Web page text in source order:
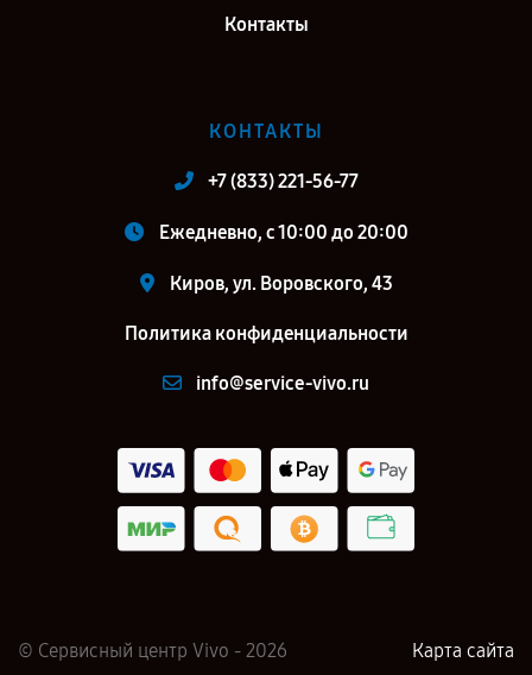
Контакты
КОНТАКТЫ
+7 (833) 221-56-77
Ежедневно, с 10:00 до 20:00
Киров, ул. Воровского, 43
Политика конфиденциальности
info@service-vivo.ru
© Сервисный центр Vivo - 2026 Карта сайта